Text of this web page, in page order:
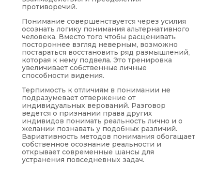
противоречий.
Понимание совершенствуется через усилия
осознать логику понимания альтернативного
человека. Вместо того чтобы расценивать
постороннее взгляд неверным, возможно
постараться восстановить ряд размышлений,
которая к нему подвела. Это тренировка
увеличивает собственные личные
способности видения.
Терпимость к отличиям в понимании не
подразумевает отвержение от
индивидуальных верований. Разговор
ведётся о признании права других
индивидов понимать реальность лично и о
желании познавать у подобных различий.
Вариативность методов понимания обогащает
собственное осознание реальности и
открывает современные шансы для
устранения повседневных задач.